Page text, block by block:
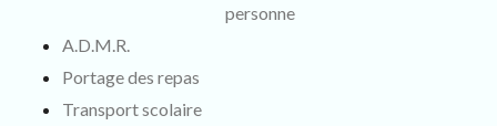
personne
A.D.M.R.
Portage des repas
Transport scolaire